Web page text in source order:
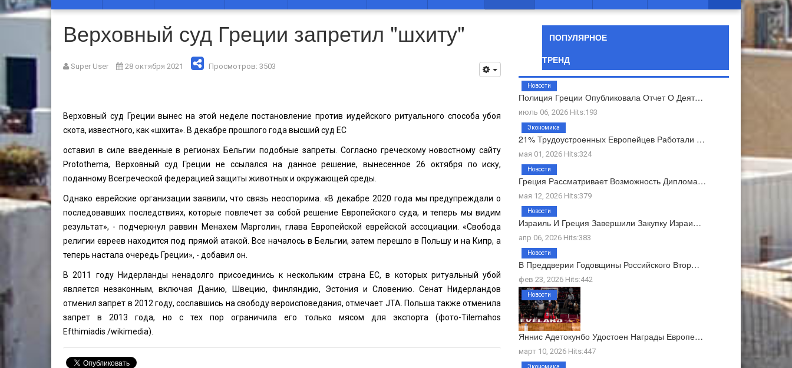
Верховный суд Греции запретил "шхиту"
Super User 28 октября 2021 Просмотров: 3503
Верховный суд Греции вынес на этой неделе постановление против иудейского ритуального способа убоя
скота, известного, как «шхита». В декабре прошлого года высший суд ЕС
оставил в силе введенные в регионах Бельгии подобные запреты. Согласно греческому новостному сайту
Protothema, Верховный суд Греции не ссылался на данное решение, вынесенное 26 октября по иску,
поданному Всегреческой федерацией защиты животных и окружающей среды.
Однако еврейские организации заявили, что связь неоспорима. «В декабре 2020 года мы предупреждали о
последовавших последствиях, которые повлечет за собой решение Европейского суда, и теперь мы видим
результат», - подчеркнул раввин Менахем Марголин, глава Европейской еврейской ассоциации. «Свобода
религии евреев находится под прямой атакой. Все началось в Бельгии, затем перешло в Польшу и на Кипр, а
теперь настала очередь Греции», - добавил он.
В 2011 году Нидерланды ненадолго присоединись к нескольким страна ЕС, в которых ритуальный убой
является незаконным, включая Данию, Швецию, Финляндию, Эстония и Словению. Сенат Нидерландов
отменил запрет в 2012 году, сославшись на свободу вероисповедания, отмечает JTA. Польша также отменила
запрет в 2013 года, но с тех пор ограничила его только мясом для экспорта (фото-Tilemahos
Efthimiadis /wikimedia).
ПОПУЛЯРНОЕ
ТРЕНД
Полиция Греции Опубликовала Отчет О Деят…
июль 06, 2026 Hits:193
Новости
21% Трудоустроенных Европейцев Работали …
мая 01, 2026 Hits:324
Экономика
Греция Рассматривает Возможность Диплома…
мая 12, 2026 Hits:379
Новости
Израиль И Греция Завершили Закупку Израи…
апр 06, 2026 Hits:383
Новости
В Преддверии Годовщины Российского Втор…
фев 23, 2026 Hits:442
Новости
Яннис Адетокунбо Удостоен Награды Европе…
март 10, 2026 Hits:447
Новости
Экономика